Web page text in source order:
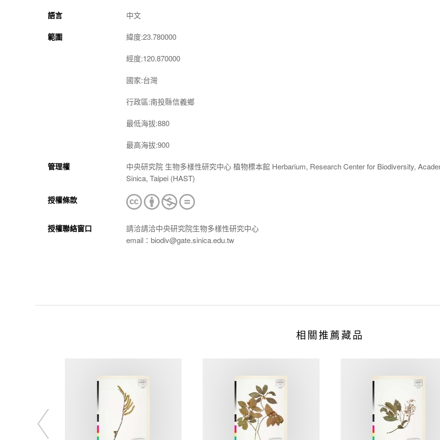
語言 中文
範圍 緯度:23.780000
經度:120.870000
國家:台灣
行政區:南投縣信義鄉
最低海拔:880
最高海拔:900
管理權
中央研究院 生物多樣性研究中心 植物標本館 Herbarium, Research Center for Biodiversity,
Sinica, Taipei (HAST)
授權條款
授權聯絡窗口
請洽請洽中央研究院生物多樣性研究中心
email：biodiv@gate.sinica.edu.tw
相關推薦藏品